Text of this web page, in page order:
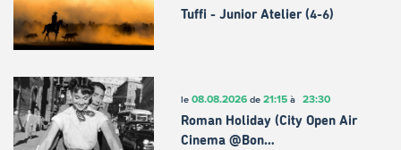
Tuffi - Junior Atelier (4-6)
le 08.08.2026de 21:15à 23:30
Roman Holiday (City Open Air
Cinema @Bon…